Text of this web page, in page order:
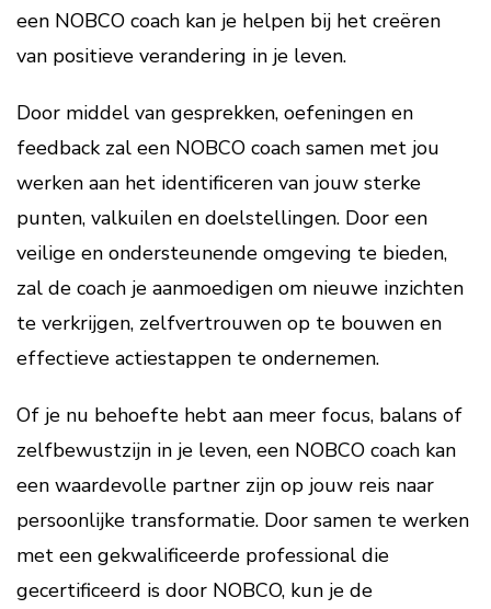
een NOBCO coach kan je helpen bij het creëren
van positieve verandering in je leven.
Door middel van gesprekken, oefeningen en
feedback zal een NOBCO coach samen met jou
werken aan het identificeren van jouw sterke
punten, valkuilen en doelstellingen. Door een
veilige en ondersteunende omgeving te bieden,
zal de coach je aanmoedigen om nieuwe inzichten
te verkrijgen, zelfvertrouwen op te bouwen en
effectieve actiestappen te ondernemen.
Of je nu behoefte hebt aan meer focus, balans of
zelfbewustzijn in je leven, een NOBCO coach kan
een waardevolle partner zijn op jouw reis naar
persoonlijke transformatie. Door samen te werken
met een gekwalificeerde professional die
gecertificeerd is door NOBCO, kun je de